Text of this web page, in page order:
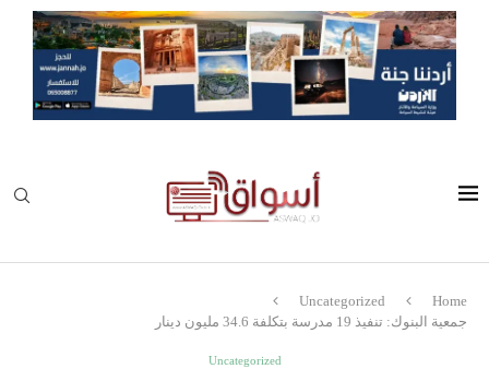
Home
Uncategorized
جمعية البنوك: تنفيذ 19 مدرسة بتكلفة 34.6 مليون دينار
Uncategorized